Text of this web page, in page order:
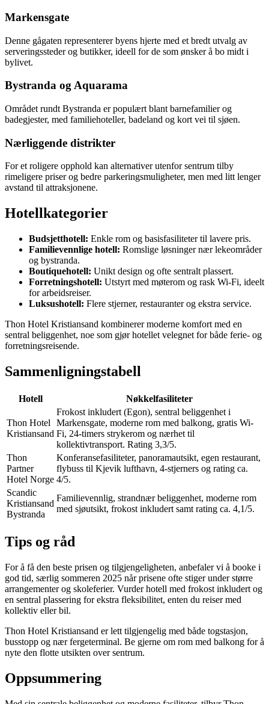
Markensgate
Denne gågaten representerer byens hjerte med et bredt utvalg av
serveringssteder og butikker, ideell for de som ønsker å bo midt i
bylivet.
Bystranda og Aquarama
Området rundt Bystranda er populært blant barnefamilier og
badegjester, med familiehoteller, badeland og kort vei til sjøen.
Nærliggende distrikter
For et roligere opphold kan alternativer utenfor sentrum tilby
rimeligere priser og bedre parkeringsmuligheter, men med litt lenger
avstand til attraksjonene.
Hotellkategorier
Budsjetthotell: Enkle rom og basisfasiliteter til lavere pris.
Familievennlige hotell: Romslige løsninger nær lekeområder
og bystranda.
Boutiquehotell: Unikt design og ofte sentralt plassert.
Forretningshotell: Utstyrt med møterom og rask Wi-Fi, ideelt
for arbeidsreiser.
Luksushotell: Flere stjerner, restauranter og ekstra service.
Thon Hotel Kristiansand kombinerer moderne komfort med en
sentral beliggenhet, noe som gjør hotellet velegnet for både ferie- og
forretningsreisende.
Sammenligningstabell
Hotell Nøkkelfasiliteter
Thon Hotel
Kristiansand
Frokost inkludert (Egon), sentral beliggenhet i
Markensgate, moderne rom med balkong, gratis Wi-
Fi, 24-timers strykerom og nærhet til
kollektivtransport. Rating 3,3/5.
Thon
Partner
Hotel Norge
Konferansefasiliteter, panoramautsikt, egen restaurant,
flybuss til Kjevik lufthavn, 4-stjerners og rating ca.
4/5.
Scandic
Kristiansand
Bystranda
Familievennlig, strandnær beliggenhet, moderne rom
med sjøutsikt, frokost inkludert samt rating ca. 4,1/5.
Tips og råd
For å få den beste prisen og tilgjengeligheten, anbefaler vi å booke i
god tid, særlig sommeren 2025 når prisene ofte stiger under større
arrangementer og skoleferier. Vurder hotell med frokost inkludert og
en sentral plassering for ekstra fleksibilitet, enten du reiser med
kollektiv eller bil.
Thon Hotel Kristiansand er lett tilgjengelig med både togstasjon,
busstopp og nær fergeterminal. Be gjerne om rom med balkong for å
nyte den flotte utsikten over sentrum.
Oppsummering